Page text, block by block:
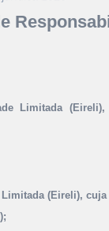
Limitada (Eireli),
(Eireli),